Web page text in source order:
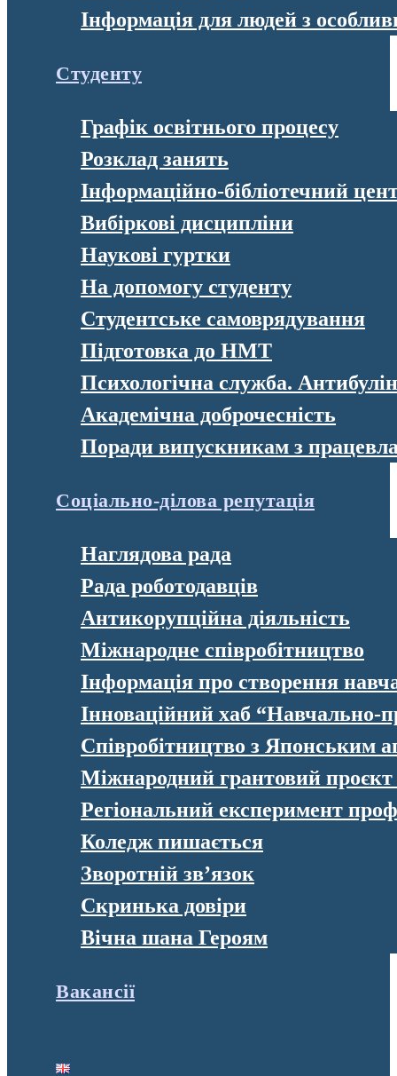
Інформація для людей з
Студенту
Графік освітнього процесу
Розклад занять
Інформаційно-бібліотечний
Вибіркові дисципліни
Наукові гуртки
На допомогу студенту
Студентське самоврядування
Підготовка до НМТ
Психологічна служба.
Академічна доброчесність
Поради випускникам з
Соціально-ділова репутація
Наглядова рада
Рада роботодавців
Антикорупційна діяльність
Міжнародне співробітництво
Інформація про створення
Інноваційний хаб “Навчально-
Співробітництво з Японським
Міжнародний грантовий
Регіональний експеримент
Коледж пишається
Зворотній зв’язок
Скринька довіри
Вічна шана Героям
Вакансії